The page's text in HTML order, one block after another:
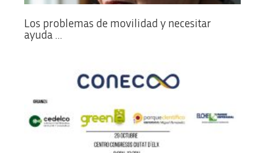
Los problemas de movilidad y necesitar
ayuda ...